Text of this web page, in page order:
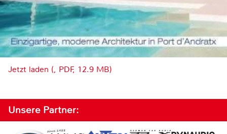
Jetzt laden (, PDF, 12.9 MB)
Unsere Partner: